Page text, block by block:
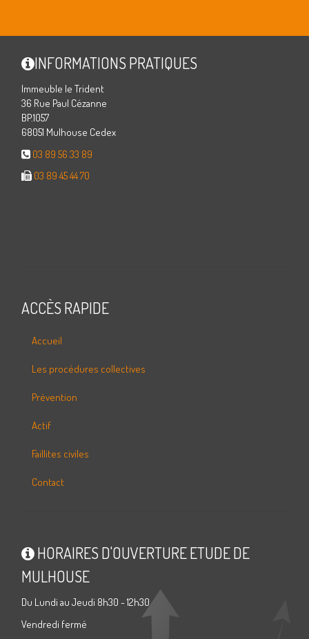
INFORMATIONS PRATIQUES
Immeuble le Trident
36 Rue Paul Cézanne
BP.1057
68051 Mulhouse Cedex
03 89 56 33 89
03 89 45 44 70
ACCÈS RAPIDE
Accueil
Les procédures collectives
Prévention
Actif
Faillites civiles
Contact
HORAIRES D'OUVERTURE ETUDE DE
MULHOUSE
Du Lundi au Jeudi 8h30 - 12h30
Vendredi fermé